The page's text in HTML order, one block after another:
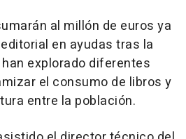
al millón de euros ya
en ayudas tras la
explorado diferentes
el consumo de libros y
entre la población.